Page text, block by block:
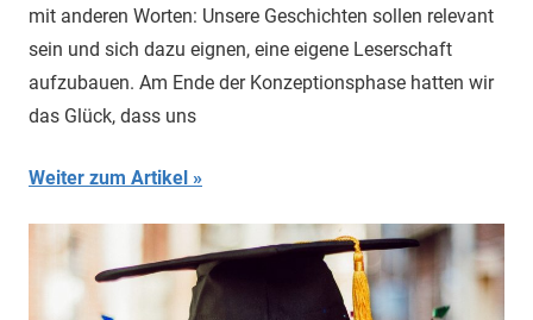
mit anderen Worten: Unsere Geschichten sollen relevant
sein und sich dazu eignen, eine eigene Leserschaft
aufzubauen. Am Ende der Konzeptionsphase hatten wir
das Glück, dass uns
Weiter zum Artikel